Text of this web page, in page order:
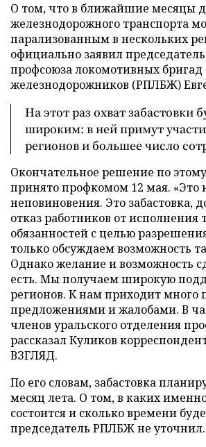
О том, что в ближайшие месяцы
железнодорожного транспорта
парализованным в нескольких
официально заявил
профсоюза локомотивных бригад
железнодорожников (РПЛБЖ)
На этот раз охват забастовки
широким: в ней примут
регионов и большее число
Окончательное решение по
принято профкомом 12 мая. «Это
неповиновения. Это забастовка,
отказ работников от исполнения
обязанностей с целью
только обсуждаем возможность
Однако желание и возможность
есть. Мы получаем широкую
регионов. К нам приходит много
предложениями и жалобами. В
членов уральского отделения
рассказал Куликов
ВЗГЛЯД.
По его словам, забастовка
месяц лета. О том, в каких
состоится и сколько времени
председатель РПЛБЖ не уточнил.